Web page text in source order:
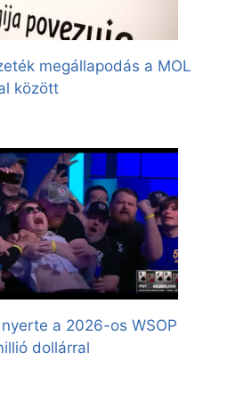
megállapodás a MOL
között
a 2026-os WSOP
dollárral